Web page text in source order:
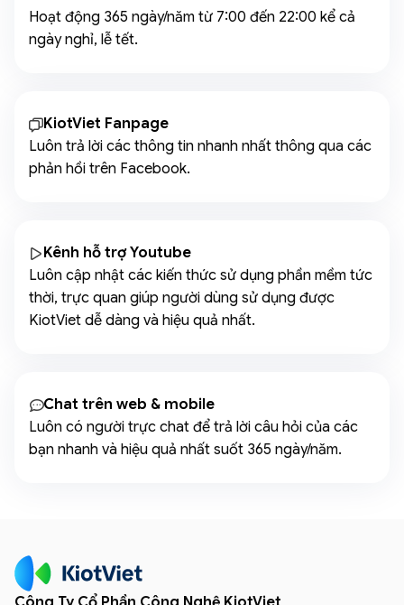
Hoạt động 365 ngày/năm từ 7:00 đến 22:00 kể cả
ngày nghỉ, lễ tết.
KiotViet Fanpage
Luôn trả lời các thông tin nhanh nhất thông qua các
phản hồi trên Facebook.
Kênh hỗ trợ Youtube
Luôn cập nhật các kiến thức sử dụng phần mềm tức
thời, trực quan giúp người dùng sử dụng được
KiotViet dễ dàng và hiệu quả nhất.
Chat trên web & mobile
Luôn có người trực chat để trả lời câu hỏi của các
bạn nhanh và hiệu quả nhất suốt 365 ngày/năm.